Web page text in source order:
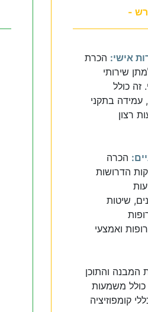
-
אישי: הכרת
שירותי
זה כולל
עמידה בתקני
רצון
הכרה
הדרושות
שיטות
ואמצעי
המבנה והתוכן
משמעות
קומפוזיציה